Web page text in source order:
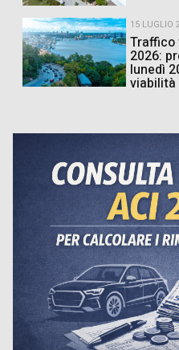
15 LUGLIO
Traffico
2026:
lunedì
viabilità